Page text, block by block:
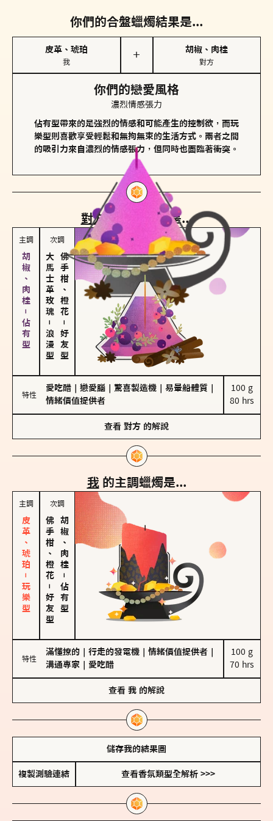
你們的合盤蠟燭結果是...
皮革、琥珀
我
＋
胡椒、肉桂
對方
你們的戀愛風格
濃烈情感張力
佔有型帶來的是強烈的情感和可能產生的控制欲，而玩
樂型則喜歡享受輕鬆和無拘無束的生活方式。兩者之間
的吸引力來自濃烈的情感張力，但同時也面臨著衝突。
對方 的主調蠟燭是...
主調
胡椒、肉桂－佔有型
次調
大馬士革玫瑰
－
浪漫型
佛手柑、橙花
－
好友型
特性
愛吃醋 戀愛腦 驚喜製造機 易暈船體質
情緒價值提供者
100 g
80 hrs
查看 對方 的解說
我 的主調蠟燭是...
主調
皮革、琥珀－玩樂型
次調
佛手柑、橙花
－
好友型
胡椒、肉桂
－
佔有型
特性
滿懂撩的 行走的發電機 情緒價值提供者
溝通專家
愛吃醋
100 g
70 hrs
查看 我 的解說
儲存我的結果圖
複製測驗連結 查看香氛類型全解析 >>>